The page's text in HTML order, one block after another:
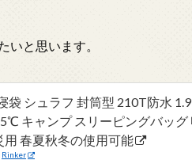
いと思います。
袋 シュラフ 封筒型 210T防水
キャンプ スリーピングバッグ
用 春夏秋冬の使用可能
Rinker